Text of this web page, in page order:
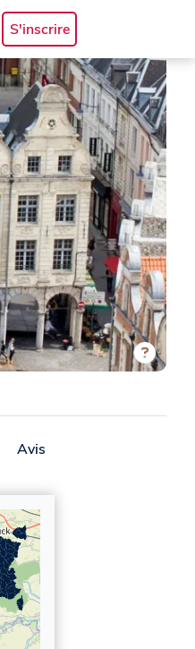
S'inscrire
Avis